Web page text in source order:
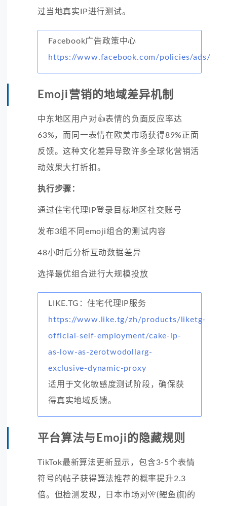
过当地真实IP进行测试。
Facebook广告政策中心
https://www.facebook.com/policies/ads/
Emoji营销的地域差异机制
中东地区用户对👍表情的负面反应率达
63%，而同一表情在欧美市场获得89%正面
反馈。这种文化差异导致许多全球化营销活
动效果大打折扣。
执行步骤：
通过住宅代理IP登录目标地区社交账号
发布3组不同emoji组合的测试内容
48小时后分析互动数据差异
选择最优组合进行大规模投放
LIKE.TG：住宅代理IP服务
https://www.like.tg/zh/products/liketg-
official-self-employment/cake-ip-
as-low-as-zerotwodollarg-
exclusive-dynamic-proxy
适用于文化敏感度测试阶段，确保获
得真实地域反馈。
平台算法与Emoji的隐藏规则
TikTok最新算法更新显示，包含3-5个表情
符号的帖子获得算法推荐的概率提升2.3
倍。但检测发现，日本市场对🎌(鲤鱼旗)的